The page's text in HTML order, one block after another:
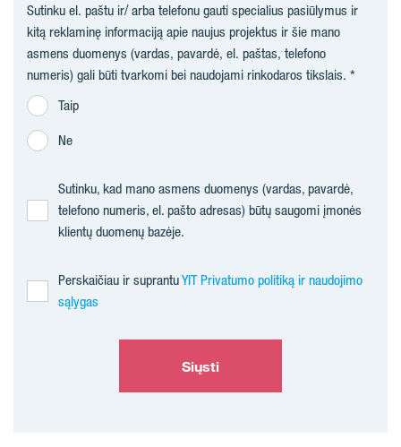
Sutinku el. paštu ir/ arba telefonu gauti specialius pasiūlymus ir
kitą reklaminę informaciją apie naujus projektus ir šie mano
asmens duomenys (vardas, pavardė, el. paštas, telefono
numeris) gali būti tvarkomi bei naudojami rinkodaros tikslais.
Taip
Ne
Sutinku, kad mano asmens duomenys (vardas, pavardė,
telefono numeris, el. pašto adresas) būtų saugomi įmonės
klientų duomenų bazėje.
Perskaičiau ir suprantuYIT Privatumo politiką ir naudojimo
sąlygas
Siųsti